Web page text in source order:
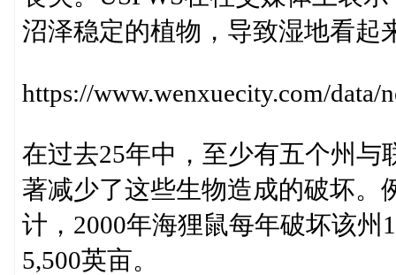
沼泽稳定的植物，导致湿地看起
https://www.wenxuecity.com/data/
在过去25年中，至少有五个州
著减少了这些生物造成的破坏。
计，2000年海狸鼠每年破坏该
5,500英亩。